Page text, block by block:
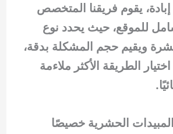
يقوم فريقنا المتخصص
للموقع، حيث يحدد نوع
ويقيم حجم المشكلة بدقة،
الطريقة الأكثر ملاءمة
المبيدات الحشرية خصيصًا